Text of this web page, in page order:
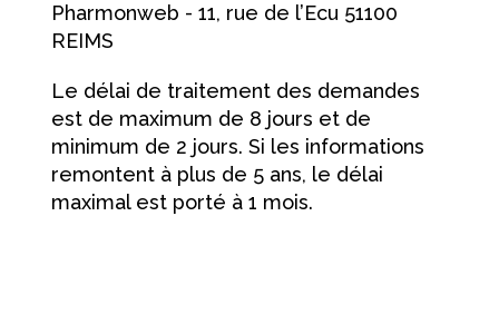
Pharmonweb - 11, rue de l’Ecu 51100
REIMS
Le délai de traitement des demandes
est de maximum de 8 jours et de
minimum de 2 jours. Si les informations
remontent à plus de 5 ans, le délai
maximal est porté à 1 mois.